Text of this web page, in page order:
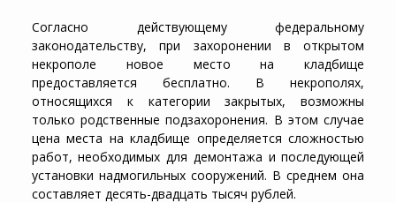
Согласно действующему федеральному
законодательству, при захоронении в открытом
некрополе новое место на кладбище
предоставляется бесплатно. В некрополях,
относящихся к категории закрытых, возможны
только родственные подзахоронения. В этом случае
цена места на кладбище определяется сложностью
работ, необходимых для демонтажа и последующей
установки надмогильных сооружений. В среднем она
составляет десять-двадцать тысяч рублей.